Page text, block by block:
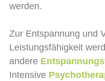
werden.
Zur Entspannung und
Leistungsfähigkeit
andere
Intensive